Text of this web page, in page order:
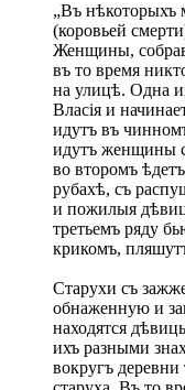
„Въ нѣкоторыхъ
(коровьей
Женщины,
въ то время
на улицѣ. Одна
Власія и
идутъ въ
идутъ женщины
во второмъ
рубахѣ, съ
и пожилыя
третьемъ ряду
крикомъ,
Старухи съ
обнаженную и
находятся
ихъ разными
вокругъ